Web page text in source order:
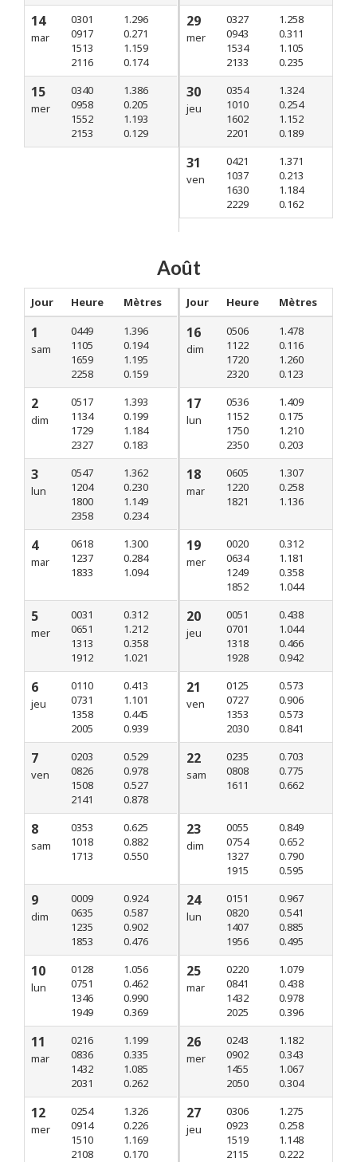
14
mar
0301
0917
1513
2116
1.296
0.271
1.159
0.174
15
mer
0340
0958
1552
2153
1.386
0.205
1.193
0.129
29
mer
0327
0943
1534
2133
1.258
0.311
1.105
0.235
30
jeu
0354
1010
1602
2201
1.324
0.254
1.152
0.189
31
ven
0421
1037
1630
2229
1.371
0.213
1.184
0.162
Août
Jour Heure Mètres
1
sam
0449
1105
1659
2258
1.396
0.194
1.195
0.159
2
dim
0517
1134
1729
2327
1.393
0.199
1.184
0.183
3
lun
0547
1204
1800
2358
1.362
0.230
1.149
0.234
4
mar
0618
1237
1833
1.300
0.284
1.094
5
mer
0031
0651
1313
1912
0.312
1.212
0.358
1.021
6
jeu
0110
0731
1358
2005
0.413
1.101
0.445
0.939
7
ven
0203
0826
1508
2141
0.529
0.978
0.527
0.878
8
sam
0353
1018
1713
0.625
0.882
0.550
9
dim
0009
0635
1235
1853
0.924
0.587
0.902
0.476
10
lun
0128
0751
1346
1949
1.056
0.462
0.990
0.369
11
mar
0216
0836
1432
2031
1.199
0.335
1.085
0.262
12
mer
0254
0914
1510
2108
1.326
0.226
1.169
0.170
Jour Heure Mètres
16
dim
0506
1122
1720
2320
1.478
0.116
1.260
0.123
17
lun
0536
1152
1750
2350
1.409
0.175
1.210
0.203
18
mar
0605
1220
1821
1.307
0.258
1.136
19
mer
0020
0634
1249
1852
0.312
1.181
0.358
1.044
20
jeu
0051
0701
1318
1928
0.438
1.044
0.466
0.942
21
ven
0125
0727
1353
2030
0.573
0.906
0.573
0.841
22
sam
0235
0808
1611
0.703
0.775
0.662
23
dim
0055
0754
1327
1915
0.849
0.652
0.790
0.595
24
lun
0151
0820
1407
1956
0.967
0.541
0.885
0.495
25
mar
0220
0841
1432
2025
1.079
0.438
0.978
0.396
26
mer
0243
0902
1455
2050
1.182
0.343
1.067
0.304
27
jeu
0306
0923
1519
2115
1.275
0.258
1.148
0.222